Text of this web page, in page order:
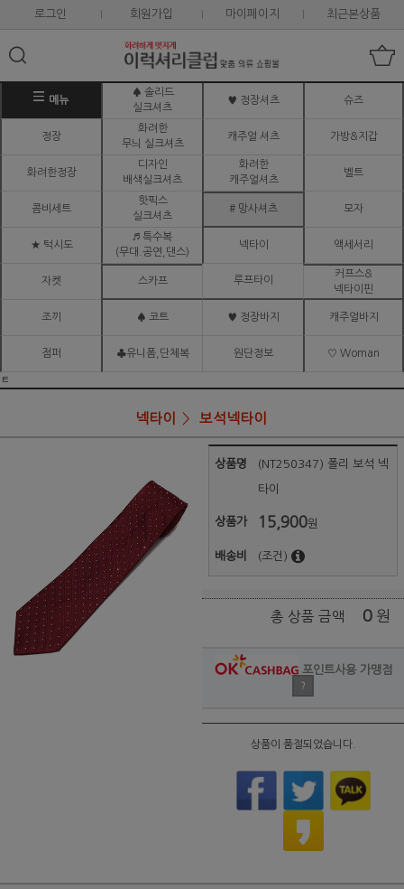
로그인 회원가입 마이페이지 최근본상품
메뉴
♠ 솔리드
실크셔츠
♥ 정장셔츠 슈즈
정장
화려한
무늬 실크셔츠
캐주얼 셔츠 가방&지갑
화려한정장
디자인
배색실크셔츠
화려한
캐주얼셔츠
벨트
콤비세트
핫픽스
실크셔츠
# 망사셔츠 모자
★ 턱시도
♬ 특수복
(무대.공연,댄스)
넥타이 액세서리
자켓 스카프 루프타이
커프스&
넥타이핀
조끼 ♠ 코트 ♥ 정장바지 캐주얼바지
점퍼 ♣유니폼,단체복 원단정보 ♡ Woman
ㅌ
넥타이 보석넥타이
상품명 (NT250347) 폴리 보석 넥
타이
상품가 15,900원
배송비 (조건)
총 상품 금액 0 원
포인트사용 가맹점
?
상품이 품절되었습니다.